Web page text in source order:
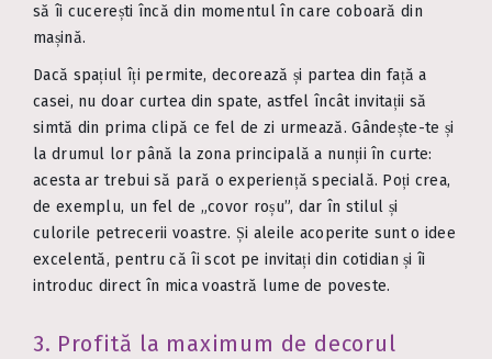
să îi cucerești încă din momentul în care coboară din
mașină.
Dacă spațiul îți permite, decorează și partea din față a
casei, nu doar curtea din spate, astfel încât invitații să
simtă din prima clipă ce fel de zi urmează. Gândește-te și
la drumul lor până la zona principală a nunții în curte:
acesta ar trebui să pară o experiență specială. Poți crea,
de exemplu, un fel de „covor roșu”, dar în stilul și
culorile petrecerii voastre. Și aleile acoperite sunt o idee
excelentă, pentru că îi scot pe invitați din cotidian și îi
introduc direct în mica voastră lume de poveste.
3. Profită la maximum de decorul